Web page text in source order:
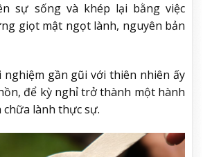
sự sống và khép lại bằng việc
giọt mật ngọt lành, nguyên bản
gần gũi với thiên nhiên ấy
để kỳ nghỉ trở thành một hành
lành thực sự.